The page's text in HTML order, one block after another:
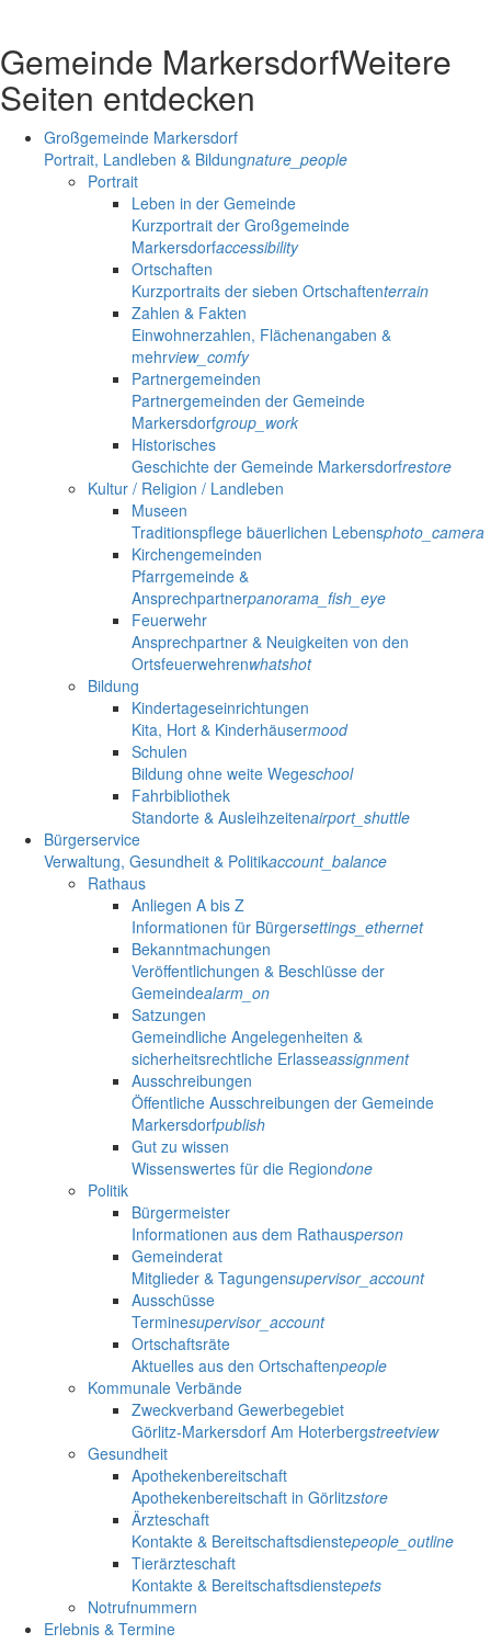
Gemeinde MarkersdorfWeitere
Seiten entdecken
Großgemeinde Markersdorf
Portrait, Landleben & Bildungnature_people
Portrait
Leben in der Gemeinde
Kurzportrait der Großgemeinde
Markersdorfaccessibility
Ortschaften
Kurzportraits der sieben Ortschaftenterrain
Zahlen & Fakten
Einwohnerzahlen, Flächenangaben &
mehrview_comfy
Partnergemeinden
Partnergemeinden der Gemeinde
Markersdorfgroup_work
Historisches
Geschichte der Gemeinde Markersdorfrestore
Kultur / Religion / Landleben
Museen
Traditionspflege bäuerlichen Lebensphoto_camera
Kirchengemeinden
Pfarrgemeinde &
Ansprechpartnerpanorama_fish_eye
Feuerwehr
Ansprechpartner & Neuigkeiten von den
Ortsfeuerwehrenwhatshot
Bildung
Kindertageseinrichtungen
Kita, Hort & Kinderhäusermood
Schulen
Bildung ohne weite Wegeschool
Fahrbibliothek
Standorte & Ausleihzeitenairport_shuttle
Bürgerservice
Verwaltung, Gesundheit & Politikaccount_balance
Rathaus
Anliegen A bis Z
Informationen für Bürgersettings_ethernet
Bekanntmachungen
Veröffentlichungen & Beschlüsse der
Gemeindealarm_on
Satzungen
Gemeindliche Angelegenheiten &
sicherheitsrechtliche Erlasseassignment
Ausschreibungen
Öffentliche Ausschreibungen der Gemeinde
Markersdorfpublish
Gut zu wissen
Wissenswertes für die Regiondone
Politik
Bürgermeister
Informationen aus dem Rathausperson
Gemeinderat
Mitglieder & Tagungensupervisor_account
Ausschüsse
Terminesupervisor_account
Ortschaftsräte
Aktuelles aus den Ortschaftenpeople
Kommunale Verbände
Zweckverband Gewerbegebiet
Görlitz-Markersdorf Am Hoterbergstreetview
Gesundheit
Apothekenbereitschaft
Apothekenbereitschaft in Görlitzstore
Ärzteschaft
Kontakte & Bereitschaftsdienstepeople_outline
Tierärzteschaft
Kontakte & Bereitschaftsdienstepets
Notrufnummern
Erlebnis & Termine